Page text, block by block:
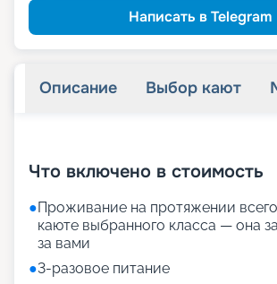
Скидка пенсионерам
Написать в Telegram
Описание Выбор кают
Что включено в стоимость
●Проживание на протяжении
каюте выбранного класса — она
за вами
●3-разовое питание